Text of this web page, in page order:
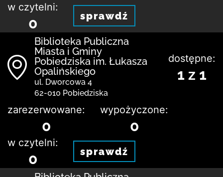
w czytelni:
0 sprawdź
Biblioteka Publiczna
Miasta i Gminy
Pobiedziska im. Łukasza
Opalińskiego
ul. Dworcowa 4
62-010 Pobiedziska
dostępne:
1 z 1
zarezerwowane:
0
wypożyczone:
0
w czytelni:
0 sprawdź